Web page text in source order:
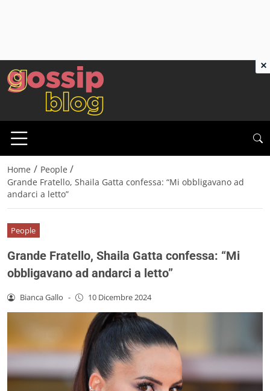
Home / People /
Grande Fratello, Shaila Gatta confessa: “Mi obbligavano ad
andarci a letto”
People
Grande Fratello, Shaila Gatta confessa: “Mi
obbligavano ad andarci a letto”
Bianca Gallo - 10 Dicembre 2024
×